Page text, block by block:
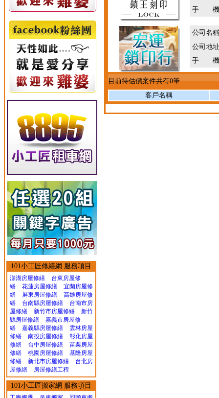
101小工匠修繕網 服務項目
澎湖房屋修繕
台東房屋修
繕
花蓮房屋修繕
宜蘭房屋修
繕
屏東房屋修繕
高雄房屋修
繕
台南縣房屋修繕
台南市房
屋修繕
新竹市房屋修繕
新竹
縣房屋修繕
嘉義市房屋修
繕
嘉義縣房屋修繕
雲林房屋
修繕
南投房屋修繕
彰化房屋
修繕
台中房屋修繕
苗栗房屋
修繕
桃園房屋修繕
基隆房屋
修繕
新北市房屋修繕
台北房
屋修繕
房屋修繕工程
101小工匠搬家網 服務項目
手 機
公司名
公司地
手 機
目前待估價案件共有0筆
客戶名稱